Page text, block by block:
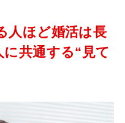
人ほど婚活は長
共通する“見て